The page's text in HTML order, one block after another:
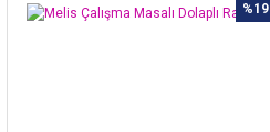
%19